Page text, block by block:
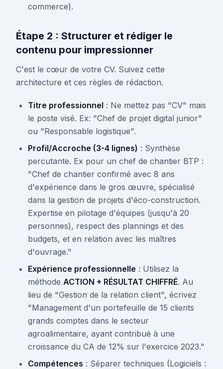
commerce).
Étape 2 : Structurer et rédiger le
contenu pour impressionner
C'est le cœur de votre CV. Suivez cette
architecture et ces règles de rédaction.
Titre professionnel : Ne mettez pas "CV" mais
le poste visé. Ex: "Chef de projet digital junior"
ou "Responsable logistique".
Profil/Accroche (3-4 lignes) : Synthèse
percutante. Ex pour un chef de chantier BTP :
"Chef de chantier confirmé avec 8 ans
d'expérience dans le gros œuvre, spécialisé
dans la gestion de projets d'éco-construction.
Expertise en pilotage d'équipes (jusqu'à 20
personnes), respect des plannings et des
budgets, et en relation avec les maîtres
d'ouvrage."
Expérience professionnelle : Utilisez la
méthode ACTION + RÉSULTAT CHIFFRÉ. Au
lieu de "Gestion de la relation client", écrivez
"Management d'un portefeuille de 15 clients
grands comptes dans le secteur
agroalimentaire, ayant contribué à une
croissance du CA de 12% sur l'exercice 2023."
Compétences : Séparer techniques (Logiciels :